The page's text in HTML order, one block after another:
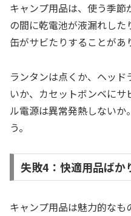
キャンプ用品は、使う季節
の間に乾電池が液漏れした
缶がサビたりすることがあ
ランタンは点くか、ヘッ
いか、カセットボンベに
ル電源は異常発熱しないか
う。
失敗4：快適用品ばか
キャンプ用品は魅力的な